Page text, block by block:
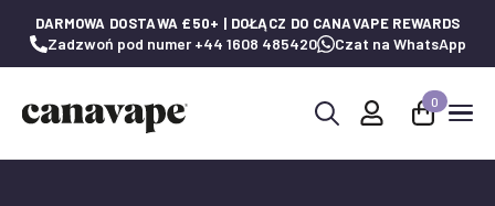
DARMOWA DOSTAWA £50+ | DOŁĄCZ DO CANAVAPE REWARDS
Zadzwoń pod numer +44 1608 485420 Czat na WhatsApp
0